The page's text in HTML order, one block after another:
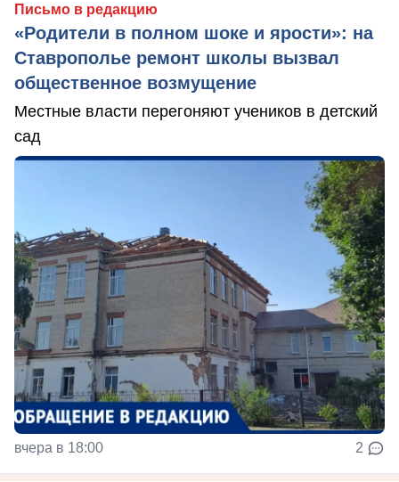
Письмо в редакцию
«Родители в полном шоке и ярости»: на
Ставрополье ремонт школы вызвал
общественное возмущение
Местные власти перегоняют учеников в детский
сад
вчера в 18:00 2